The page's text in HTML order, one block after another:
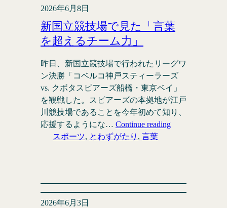
2026年6月8日
新国立競技場で見た「言葉
を超えるチーム力」
昨日、新国立競技場で行われたリーグワ
ン決勝「コベルコ神戸スティーラーズ
vs. クボタスピアーズ船橋・東京ベイ」
を観戦した。スピアーズの本拠地が江戸
川競技場であることを今年初めて知り、
応援するようにな… Continue reading
スポーツ, とわずがたり , 言葉
2026年6月3日